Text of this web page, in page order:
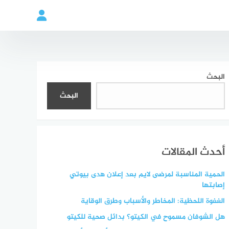
البحث
البحث
أحدث المقالات
الحمية المناسبة لمرضى لايم بعد إعلان هدى بيوتي
إصابتها
الغفوة اللحظية: المخاطر والأسباب وطرق الوقاية
هل الشوفان مسموح في الكيتو؟ بدائل صحية للكيتو